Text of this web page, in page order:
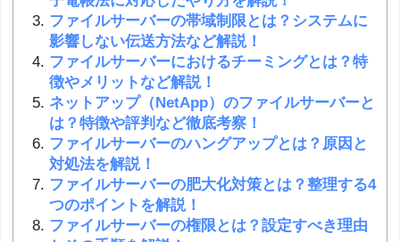
ファイルサーバーの帯域制限とは？システムに
影響しない伝送方法など解説！
ファイルサーバーにおけるチーミングとは？特
徴やメリットなど解説！
ネットアップ（NetApp）のファイルサーバーと
は？特徴や評判など徹底考察！
ファイルサーバーのハングアップとは？原因と
対処法を解説！
ファイルサーバーの肥大化対策とは？整理する4
つのポイントを解説！
ファイルサーバーの権限とは？設定すべき理由